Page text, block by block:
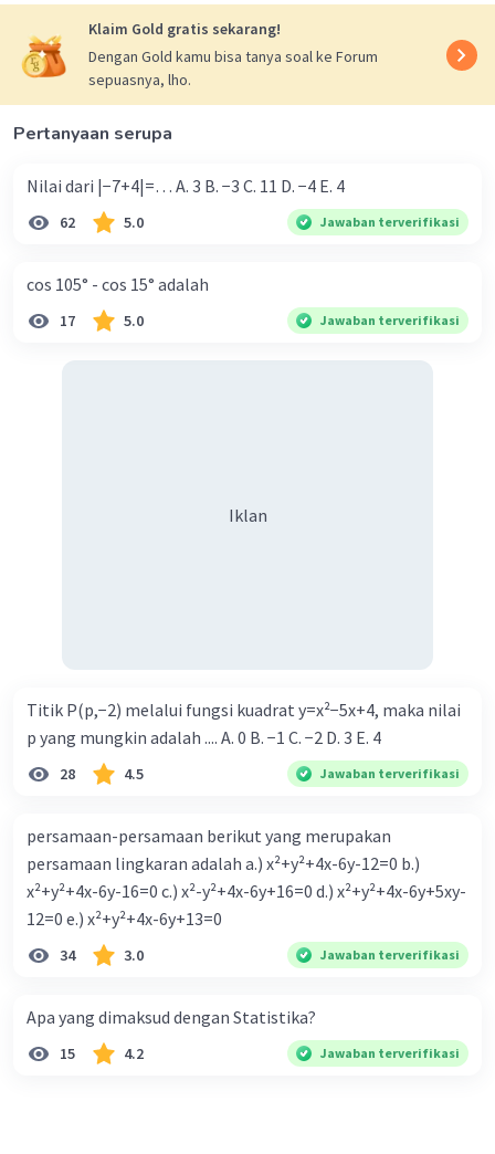
Klaim Gold gratis sekarang!
Dengan Gold kamu bisa tanya soal ke Forum
sepuasnya, lho.
Pertanyaan serupa
Nilai dari |−7+4|=… A. 3 B. −3 C. 11 D. −4 E. 4
62 5.0 Jawaban terverifikasi
cos 105° - cos 15° adalah
17 5.0 Jawaban terverifikasi
Iklan
Titik P(p,−2) melalui fungsi kuadrat y=x²−5x+4, maka nilai
p yang mungkin adalah .... A. 0 B. −1 C. −2 D. 3 E. 4
28 4.5 Jawaban terverifikasi
persamaan-persamaan berikut yang merupakan
persamaan lingkaran adalah a.) x²+y²+4x-6y-12=0 b.)
x²+y²+4x-6y-16=0 c.) x²-y²+4x-6y+16=0 d.) x²+y²+4x-6y+5xy-
12=0 e.) x²+y²+4x-6y+13=0
34 3.0 Jawaban terverifikasi
Apa yang dimaksud dengan Statistika?
15 4.2 Jawaban terverifikasi